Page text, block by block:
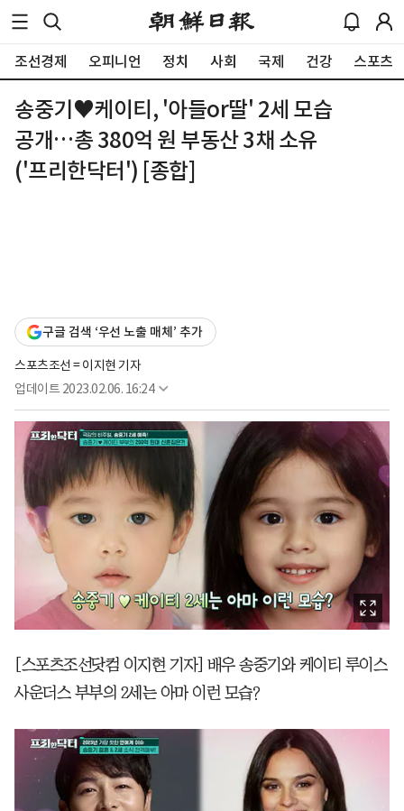
조선경제 오피니언 정치 사회 국제 건강 스포츠
송중기♥케이티, '아들or딸' 2세 모습
공개…총 380억 원 부동산 3채 소유
('프리한닥터') [종합]
구글 검색 ‘우선 노출 매체’ 추가
스포츠조선 = 이지현 기자
업데이트 2023.02.06. 16:24
[스포츠조선닷컴 이지현 기자] 배우 송중기와 케이티 루이스
사운더스 부부의 2세는 아마 이런 모습?